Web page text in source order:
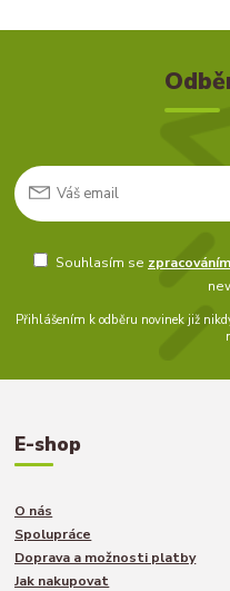
Souhlasím se
Přihlášením k odběru novinek již
E-shop
O nás
Spolupráce
Doprava a možnosti platby
Jak nakupovat